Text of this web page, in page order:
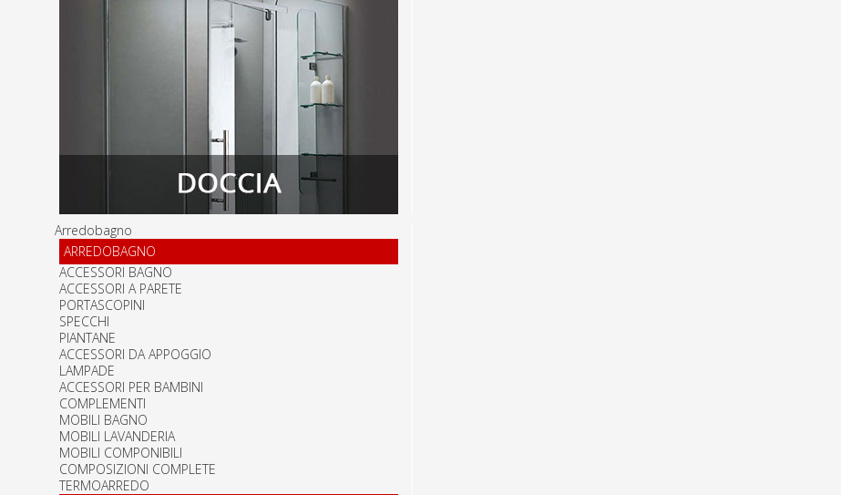
Arredobagno
ARREDOBAGNO
ACCESSORI BAGNO
ACCESSORI A PARETE
PORTASCOPINI
SPECCHI
PIANTANE
ACCESSORI DA APPOGGIO
LAMPADE
ACCESSORI PER BAMBINI
COMPLEMENTI
MOBILI BAGNO
MOBILI LAVANDERIA
MOBILI COMPONIBILI
COMPOSIZIONI COMPLETE
TERMOARREDO